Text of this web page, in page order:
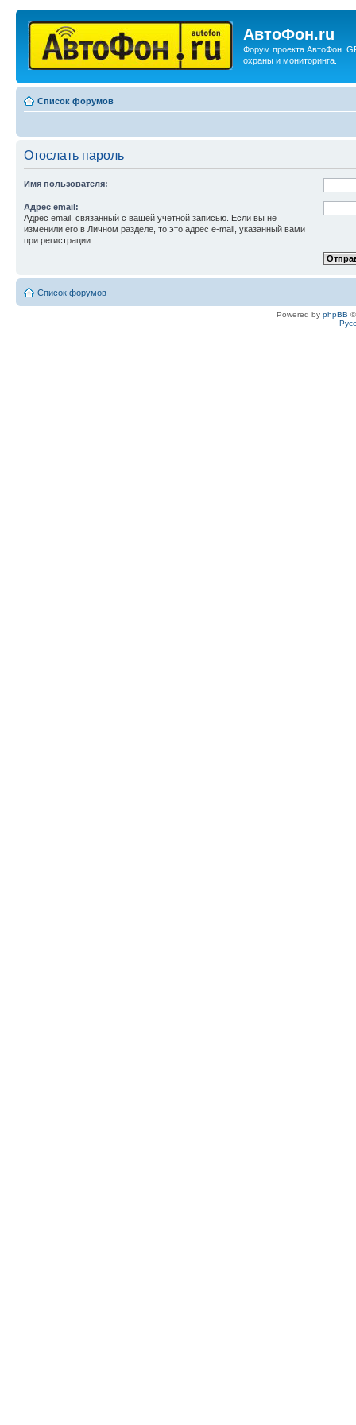
АвтоФон.ru
Форум проекта АвтоФон.
охраны и мониторинга.
Список форумов
Отослать пароль
Имя пользователя:
Адрес email:
Адрес email, связанный с вашей учётной записью. Если вы не
изменили его в Личном разделе, то это адрес e-mail, указанный вами
при регистрации.
Список форумов
Powered by phpBB